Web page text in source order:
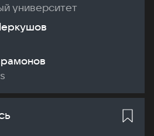
университет